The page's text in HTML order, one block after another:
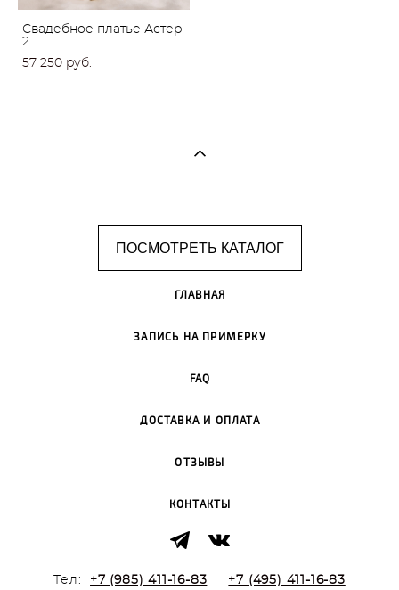
Свадебное платье Астер
2
57 250 pуб.
ПОСМОТРЕТЬ КАТАЛОГ
ГЛАВНАЯ
ЗАПИСЬ НА ПРИМЕРКУ
FAQ
ДОСТАВКА И ОПЛАТА
ОТЗЫВЫ
КОНТАКТЫ
Тел: +7 (985) 411-16-83 +7 (495) 411-16-83